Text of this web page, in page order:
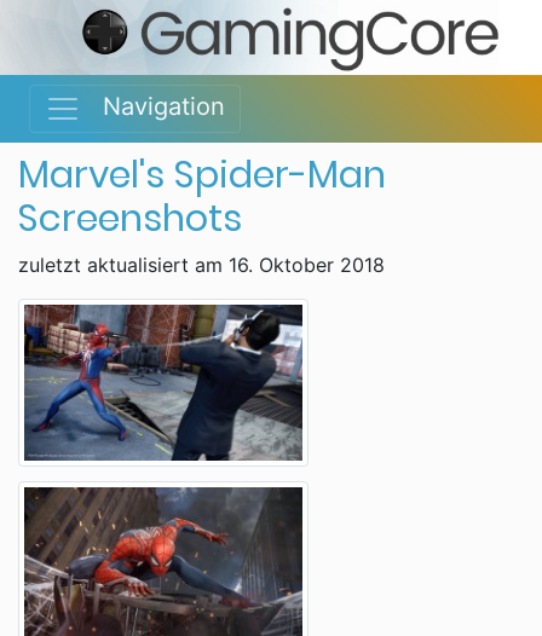
Navigation
Marvel's Spider-Man
Screenshots
zuletzt aktualisiert am 16. Oktober 2018